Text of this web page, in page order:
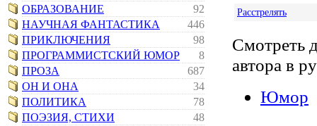
ОБРАЗОВАНИЕ
92
НАУЧНАЯ ФАНТАСТИКА
446
ПРИКЛЮЧЕНИЯ
98
ПРОГРАММИСТСКИЙ ЮМОР
8
ПРОЗА
687
ОН И ОНА
34
ПОЛИТИКА
78
ПОЭЗИЯ, СТИХИ
48
Расстрелять
Смотреть
автора в
Юмор